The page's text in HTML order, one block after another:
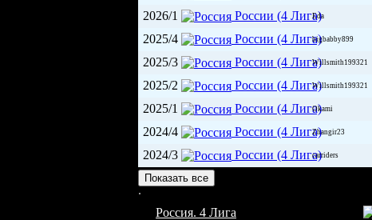
2026/1
России (4 Лига)
Eda
2025/4
России (4 Лига)bigbabby899
2025/3
России (4 Лига)Willsmith199321
2025/2
России (4 Лига)Willsmith199321
2025/1
России (4 Лига)Okami
2024/4
России (4 Лига)Zhangir23
2024/3
России (4 Лига)carriders
Показать все
Ледовая арена Азов (3 000)
Россия. 4 Лига